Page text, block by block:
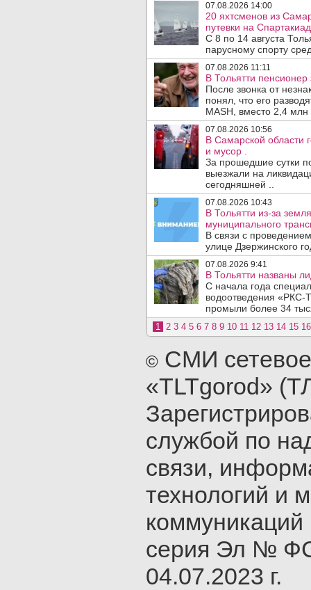
07.08.2026 14:00
20 яхтсменов из
путевки на
С 8 по 14 августа
парусному спорту
07.08.2026 11:11
В Тольятти
После звонка от
понял, что его
MASH, вместо 2,4 млн
07.08.2026 10:56
В Самарской области
и мусор .
За прошедшие сутки
выезжали на
сегодняшней ..
07.08.2026 10:43
В Тольятти из-за
муниципального
В связи с
улице Дзержинского
07.08.2026 9:41
В Тольятти названы
С начала года
водоотведения «РКС-
промыли более 34
1 2 3 4 5 6 7 8 9 10 11 12 13 14 15 16
© СМИ
«TLTgorod»
службой по
связи,
технологий и
серия Эл №
04.07.2023 г.